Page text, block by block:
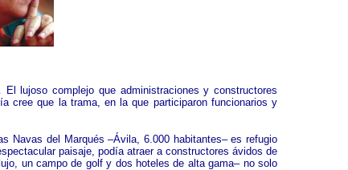
lujoso complejo que administraciones y constructores
cree que la trama, en la que participaron funcionarios y
Navas del Marqués –Ávila, 6.000 habitantes– es refugio
paisaje, podía atraer a constructores ávidos de
un campo de golf y dos hoteles de alta gama– no solo